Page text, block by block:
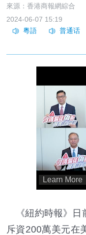
來源：香港商報網綜合
2024-06-07 15:19
《紐約時報》日
斥資200萬美元在